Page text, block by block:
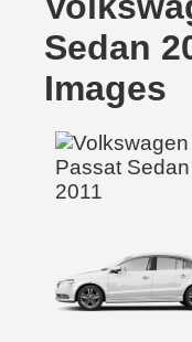
Sedan
Images